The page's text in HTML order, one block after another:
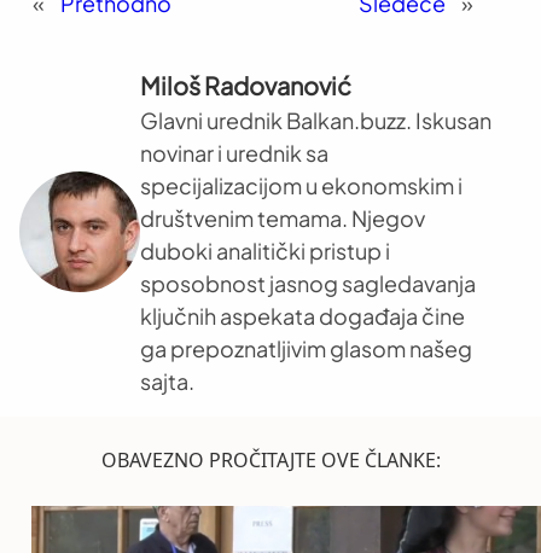
Miloš Radovanović
Glavni urednik Balkan.buzz. Iskusan
novinar i urednik sa
specijalizacijom u ekonomskim i
društvenim temama. Njegov
duboki analitički pristup i
sposobnost jasnog sagledavanja
ključnih aspekata događaja čine
ga prepoznatljivim glasom našeg
sajta.
OBAVEZNO PROČITAJTE OVE ČLANKE: